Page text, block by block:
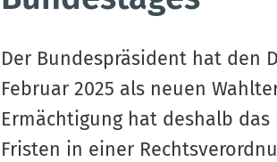
Der Bundespräsident hat den
Februar 2025 als neuen
Ermächtigung hat deshalb
Fristen in einer